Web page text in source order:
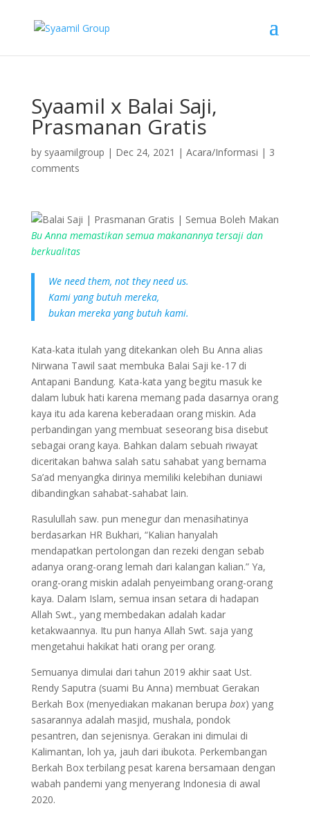
Syaamil x Balai Saji,
Prasmanan Gratis
by syaamilgroup | Dec 24, 2021 | Acara/Informasi | 3
comments
Bu Anna memastikan semua makanannya tersaji dan
berkualitas
We need them, not they need us.
Kami yang butuh mereka,
bukan mereka yang butuh kami.
Kata-kata itulah yang ditekankan oleh Bu Anna alias
Nirwana Tawil saat membuka Balai Saji ke-17 di
Antapani Bandung. Kata-kata yang begitu masuk ke
dalam lubuk hati karena memang pada dasarnya orang
kaya itu ada karena keberadaan orang miskin. Ada
perbandingan yang membuat seseorang bisa disebut
sebagai orang kaya. Bahkan dalam sebuah riwayat
diceritakan bahwa salah satu sahabat yang bernama
Sa’ad menyangka dirinya memiliki kelebihan duniawi
dibandingkan sahabat-sahabat lain.
Rasulullah saw. pun menegur dan menasihatinya
berdasarkan HR Bukhari, “Kalian hanyalah
mendapatkan pertolongan dan rezeki dengan sebab
adanya orang-orang lemah dari kalangan kalian.” Ya,
orang-orang miskin adalah penyeimbang orang-orang
kaya. Dalam Islam, semua insan setara di hadapan
Allah Swt., yang membedakan adalah kadar
ketakwaannya. Itu pun hanya Allah Swt. saja yang
mengetahui hakikat hati orang per orang.
Semuanya dimulai dari tahun 2019 akhir saat Ust.
Rendy Saputra (suami Bu Anna) membuat Gerakan
Berkah Box (menyediakan makanan berupa box) yang
sasarannya adalah masjid, mushala, pondok
pesantren, dan sejenisnya. Gerakan ini dimulai di
Kalimantan, loh ya, jauh dari ibukota. Perkembangan
Berkah Box terbilang pesat karena bersamaan dengan
wabah pandemi yang menyerang Indonesia di awal
2020.